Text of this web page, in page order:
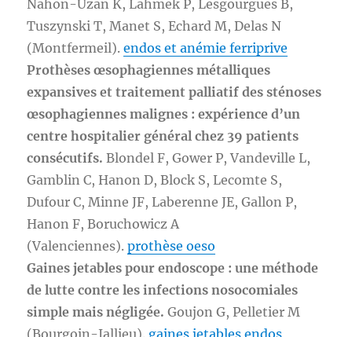
Nahon-Uzan K, Lahmek P, Lesgourgues B,
Tuszynski T, Manet S, Echard M, Delas N
(Montfermeil).endos et anémie ferriprive
Prothèses œsophagiennes métalliques
expansives et traitement palliatif des sténoses
œsophagiennes malignes : expérience d’un
centre hospitalier général chez 39 patients
consécutifs. Blondel F, Gower P, Vandeville L,
Gamblin C, Hanon D, Block S, Lecomte S,
Dufour C, Minne JF, Laberenne JE, Gallon P,
Hanon F, Boruchowicz A
(Valenciennes).prothèse oeso
Gaines jetables pour endoscope : une méthode
de lutte contre les infections nosocomiales
simple mais négligée. Goujon G, Pelletier M